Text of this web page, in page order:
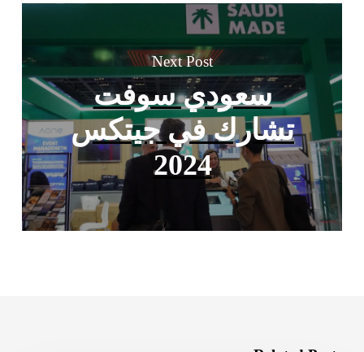
Next Post
سعودي سوفت
تشارك في جيتكس
2024